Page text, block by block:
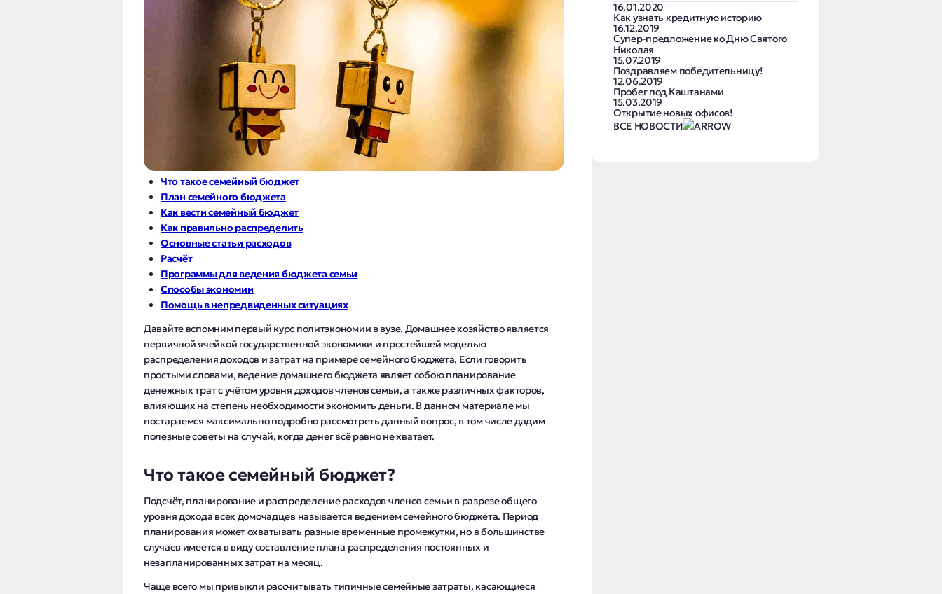
Что такое семейный бюджет
План семейного бюджета
Как вести семейный бюджет
Как правильно распределить
Основные статьи расходов
Расчёт
Программы для ведения бюджета семьи
Способы экономии
Помощь в непредвиденных ситуациях
Давайте вспомним первый курс политэкономии в вузе. Домашнее хозяйство является
первичной ячейкой государственной экономики и простейшей моделью
распределения доходов и затрат на примере семейного бюджета. Если говорить
простыми словами, ведение домашнего бюджета являет собою планирование
денежных трат с учётом уровня доходов членов семьи, а также различных факторов,
влияющих на степень необходимости экономить деньги. В данном материале мы
постараемся максимально подробно рассмотреть данный вопрос, в том числе дадим
полезные советы на случай, когда денег всё равно не хватает.
Что такое семейный бюджет?
Подсчёт, планирование и распределение расходов членов семьи в разрезе общего
уровня дохода всех домочадцев называется ведением семейного бюджета. Период
планирования может охватывать разные временные промежутки, но в большинстве
случаев имеется в виду составление плана распределения постоянных и
незапланированных затрат на месяц.
Чаще всего мы привыкли рассчитывать типичные семейные затраты, касающиеся
16.01.2020
Как узнать кредитную историю
16.12.2019
Супер-предложение ко Дню Святого
Николая
15.07.2019
Поздравляем победительницу!
12.06.2019
Пробег под Каштанами
15.03.2019
Открытие новых офисов!
ВСЕ НОВОСТИ